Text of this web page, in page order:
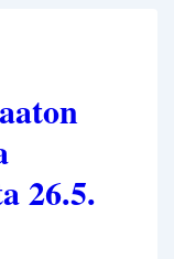
26.5.